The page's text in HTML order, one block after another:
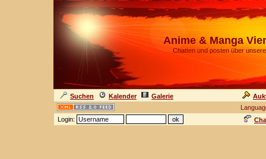
Anime & Manga
Chatten und posten über
Suchen Kalender Galerie
Login: